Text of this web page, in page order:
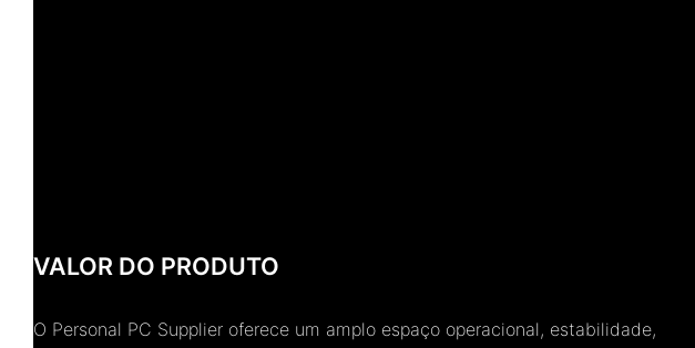
VALOR DO PRODUTO
O Personal PC Supplier oferece um amplo espaço operacional, estabilidade,